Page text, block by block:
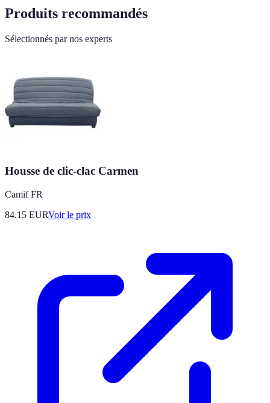
Produits recommandés
Sélectionnés par nos experts
Housse de clic-clac Carmen
Camif FR
84.15 EURVoir le prix